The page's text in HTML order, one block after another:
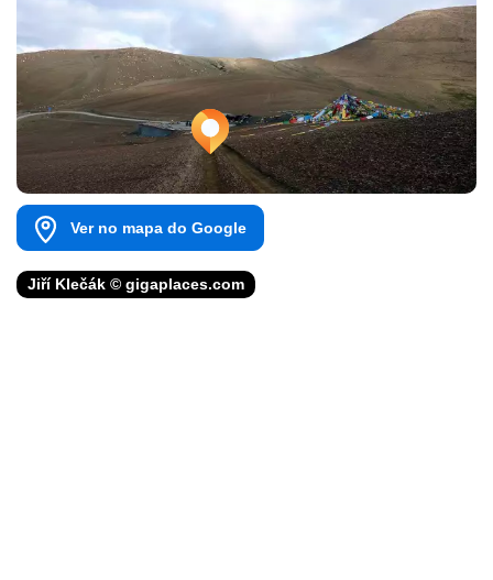
Ver no mapa do Google
Jiří Klečák © gigaplaces.com